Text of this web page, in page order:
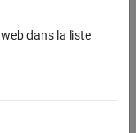
dans la liste